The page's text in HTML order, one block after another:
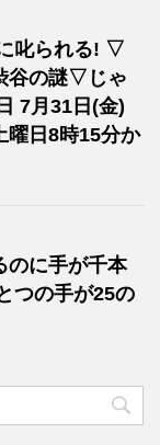
叱られる! ▽
谷の謎▽じゃ
7月31日(金)
曜日8時15分か
のに手が千本
つの手が25の